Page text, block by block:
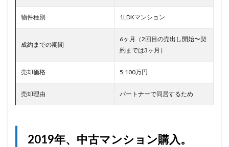
物件種別 1LDKマンション
成約までの期間
6ヶ月（2回目の売出し開始〜契
約までは3ヶ月）
売却価格 5,100万円
売却理由 パートナーで同居するため
2019年、中古マンション購入。